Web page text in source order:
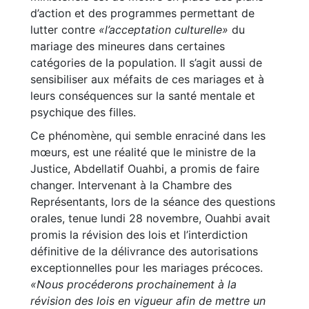
d’action et des programmes permettant de
lutter contre «l’acceptation culturelle» du
mariage des mineures dans certaines
catégories de la population. Il s’agit aussi de
sensibiliser aux méfaits de ces mariages et à
leurs conséquences sur la santé mentale et
psychique des filles.
Ce phénomène, qui semble enraciné dans les
mœurs, est une réalité que le ministre de la
Justice, Abdellatif Ouahbi, a promis de faire
changer. Intervenant à la Chambre des
Représentants, lors de la séance des questions
orales, tenue lundi 28 novembre, Ouahbi avait
promis la révision des lois et l’interdiction
définitive de la délivrance des autorisations
exceptionnelles pour les mariages précoces.
«Nous procéderons prochainement à la
révision des lois en vigueur afin de mettre un